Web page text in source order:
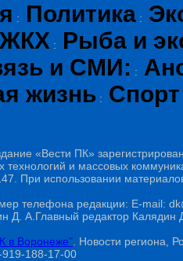
: Политика :
ЖКХ :
Рыба и
и СМИ: :
жизнь : Спорт
«Вести ПК»
и массовых
При использовании
телефона редакции: E-mail:
Д. А.Главный редактор
в Воронеже" . Новости региона,
188-17-00